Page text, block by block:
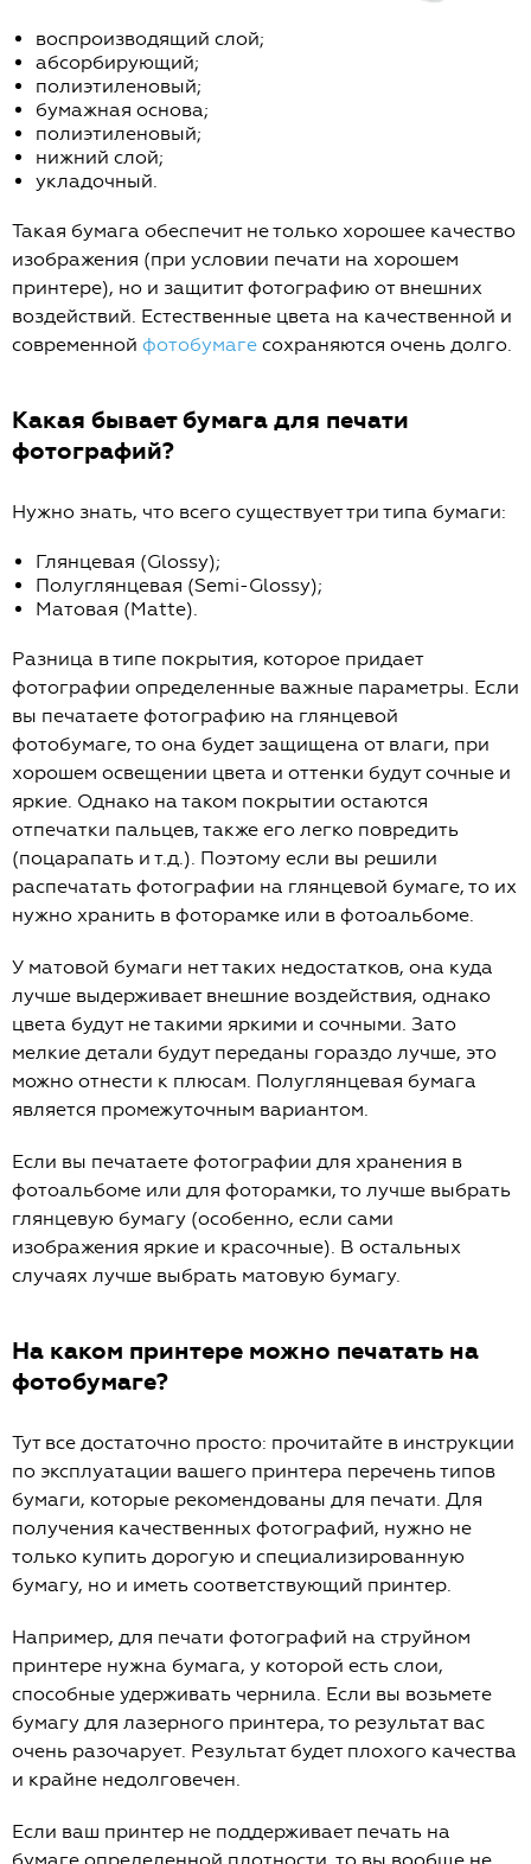
воспроизводящий слой;
абсорбирующий;
полиэтиленовый;
бумажная основа;
полиэтиленовый;
нижний слой;
укладочный.
Такая бумага обеспечит не только хорошее качество
изображения (при условии печати на хорошем
принтере), но и защитит фотографию от внешних
воздействий. Естественные цвета на качественной и
современной фотобумаге сохраняются очень долго.
Какая бывает бумага для печати
фотографий?
Нужно знать, что всего существует три типа бумаги:
Глянцевая (Glossy);
Полуглянцевая (Semi-Glossy);
Матовая (Matte).
Разница в типе покрытия, которое придает
фотографии определенные важные параметры. Если
вы печатаете фотографию на глянцевой
фотобумаге, то она будет защищена от влаги, при
хорошем освещении цвета и оттенки будут сочные и
яркие. Однако на таком покрытии остаются
отпечатки пальцев, также его легко повредить
(поцарапать и т.д.). Поэтому если вы решили
распечатать фотографии на глянцевой бумаге, то их
нужно хранить в фоторамке или в фотоальбоме.
У матовой бумаги нет таких недостатков, она куда
лучше выдерживает внешние воздействия, однако
цвета будут не такими яркими и сочными. Зато
мелкие детали будут переданы гораздо лучше, это
можно отнести к плюсам. Полуглянцевая бумага
является промежуточным вариантом.
Если вы печатаете фотографии для хранения в
фотоальбоме или для фоторамки, то лучше выбрать
глянцевую бумагу (особенно, если сами
изображения яркие и красочные). В остальных
случаях лучше выбрать матовую бумагу.
На каком принтере можно печатать на
фотобумаге?
Тут все достаточно просто: прочитайте в инструкции
по эксплуатации вашего принтера перечень типов
бумаги, которые рекомендованы для печати. Для
получения качественных фотографий, нужно не
только купить дорогую и специализированную
бумагу, но и иметь соответствующий принтер.
Например, для печати фотографий на струйном
принтере нужна бумага, у которой есть слои,
способные удерживать чернила. Если вы возьмете
бумагу для лазерного принтера, то результат вас
очень разочарует. Результат будет плохого качества
и крайне недолговечен.
Если ваш принтер не поддерживает печать на